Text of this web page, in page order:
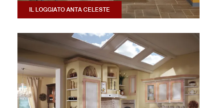
IL LOGGIATO ANTA CELESTE